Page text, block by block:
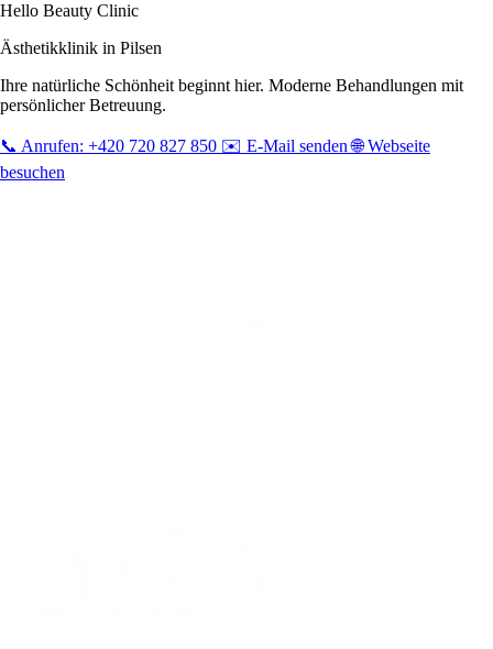
Hello Beauty Clinic
Ästhetikklinik in Pilsen
Ihre natürliche Schönheit beginnt hier. Moderne Behandlungen mit
persönlicher Betreuung.
📞 Anrufen: +420 720 827 850 ✉️ E-Mail senden🌐 Webseite
besuchen